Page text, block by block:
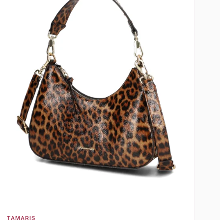
TAMARIS